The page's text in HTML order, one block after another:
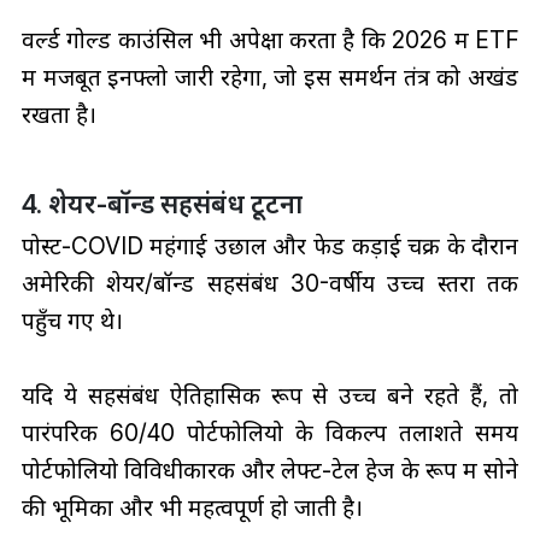
वर्ल्ड गोल्ड काउंसिल भी अपेक्षा करता है कि 2026 में ETF
में मजबूत इनफ्लो जारी रहेगा, जो इस समर्थन तंत्र को अखंड
रखता है।
4. शेयर-बॉन्ड सहसंबंध टूटना
पोस्ट-COVID महंगाई उछाल और फेड कड़ाई चक्र के दौरान
अमेरिकी शेयर/बॉन्ड सहसंबंध 30-वर्षीय उच्च स्तरों तक
पहुँच गए थे।
यदि ये सहसंबंध ऐतिहासिक रूप से उच्च बने रहते हैं, तो
पारंपरिक 60/40 पोर्टफोलियो के विकल्प तलाशते समय
पोर्टफोलियो विविधीकारक और लेफ्ट-टेल हेज के रूप में सोने
की भूमिका और भी महत्वपूर्ण हो जाती है।